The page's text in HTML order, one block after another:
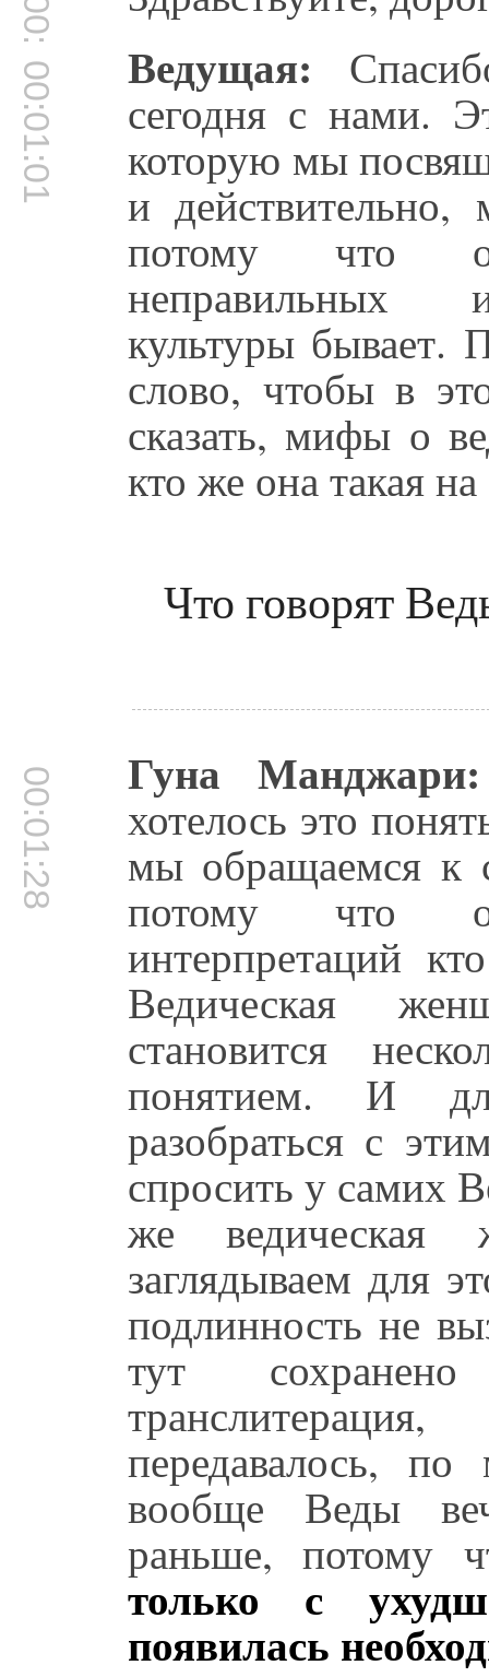
00:01:01 Ведущая:
сегодня с нами.
которую мы
и действительно,
потому что
неправильных
культуры бывает.
слово, чтобы в
сказать, мифы о
кто же она такая
Что говорят
00:01:28 Гуна Манджари:
хотелось это
мы обращаемся к
потому что
интерпретаций
Ведическая
становится
понятием. И
разобраться с
спросить у самих
же
заглядываем для
подлинность не
тут
передавалось,
вообще Веды
раньше, потому
только с
появилась